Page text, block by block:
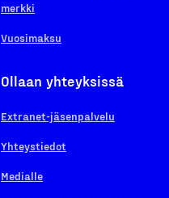
merkki
Vuosimaksu
Ollaan yhteyksissä
Extranet-jäsenpalvelu
Yhteystiedot
Medialle